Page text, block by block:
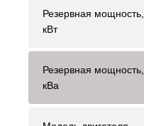
Резервная мощность,
кВт
Резервная мощность,
кВа